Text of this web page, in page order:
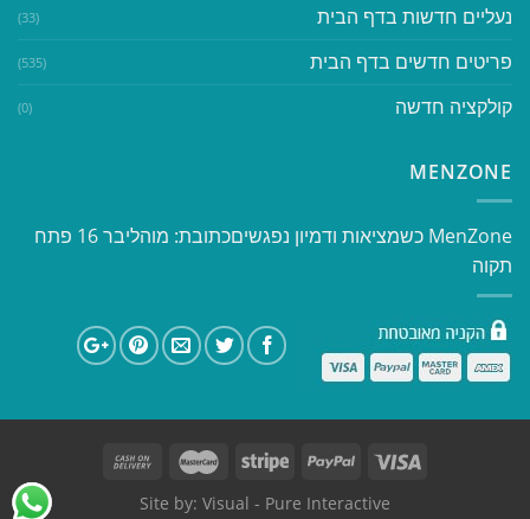
נעליים חדשות בדף הבית (33)
פריטים חדשים בדף הבית (535)
קולקציה חדשה (0)
MENZONE
​​MenZone כשמציאות ודמיון נפגשים​ כתובת: מוהליבר 16 פתח
תקוה
Site by: Visual - Pure Interactive